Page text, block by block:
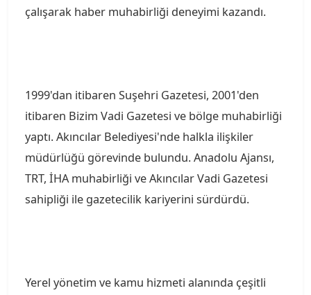
çalışarak haber muhabirliği deneyimi kazandı.
1999'dan itibaren Suşehri Gazetesi, 2001'den
itibaren Bizim Vadi Gazetesi ve bölge muhabirliği
yaptı. Akıncılar Belediyesi'nde halkla ilişkiler
müdürlüğü görevinde bulundu. Anadolu Ajansı,
TRT, İHA muhabirliği ve Akıncılar Vadi Gazetesi
sahipliği ile gazetecilik kariyerini sürdürdü.
Yerel yönetim ve kamu hizmeti alanında çeşitli